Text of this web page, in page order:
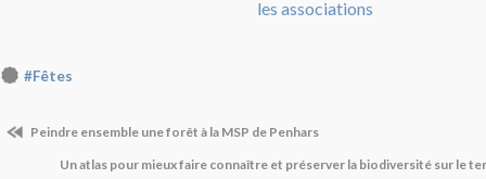
#Fêtes
Peindre ensemble une forêt à la MSP de Penhars
Un atlas pour mieux faire connaître et préserver la biodiversité sur le